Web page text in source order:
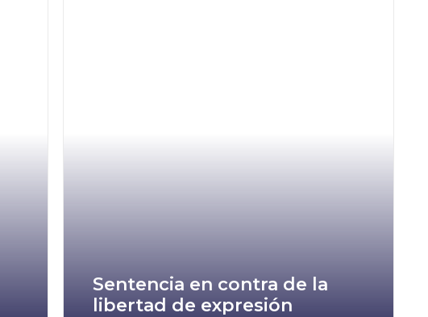
Sentencia en contra de la
libertad de expresión